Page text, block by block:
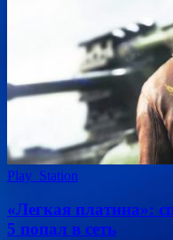
Play_Station
«Легкая платина»:
5 попал в сеть